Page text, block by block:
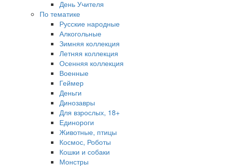
День Учителя
По тематике
Русские народные
Алкогольные
Зимняя коллекция
Летняя коллекция
Осенняя коллекция
Военные
Геймер
Деньги
Динозавры
Для взрослых, 18+
Единороги
Животные, птицы
Космос, Роботы
Кошки и собаки
Монстры